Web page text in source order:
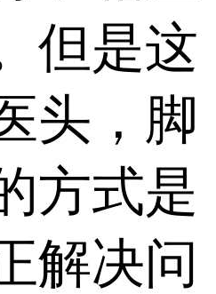
但是这
头，脚
方式是
解决问